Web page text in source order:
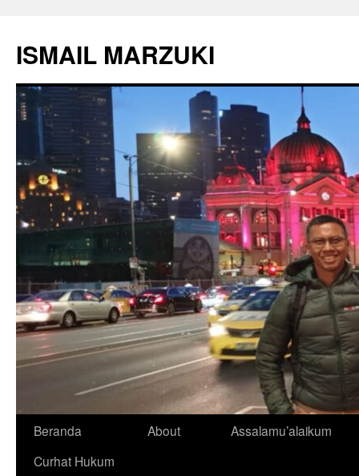
isi
ISMAIL MARZUKI
Beranda About
Assalamu’alaikum
Curhat Hukum